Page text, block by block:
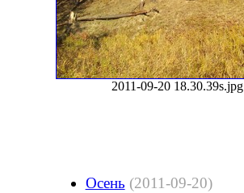
2011-09-20 18.30.39s.jpg
Осень (2011-09-20)